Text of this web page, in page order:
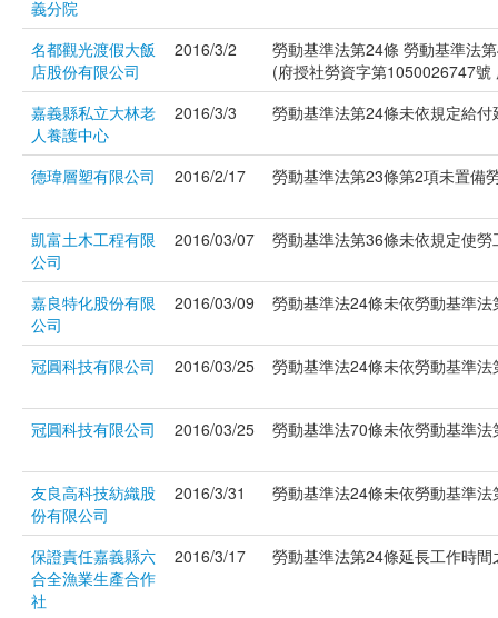
義分院
名都觀光渡假大飯
店股份有限公司
2016/3/2
勞動基準法第24條 勞動基準法
(府授社勞資字第1050026747
嘉義縣私立大林老
人養護中心
2016/3/3 勞動基準法第24條未依規定給
德瑋層塑有限公司 2016/2/17 勞動基準法第23條第2項未置備
凱富土木工程有限
公司
2016/03/07 勞動基準法第36條未依規定使
嘉良特化股份有限
公司
2016/03/09 勞動基準法24條未依勞動基準
冠圓科技有限公司 2016/03/25 勞動基準法24條未依勞動基準
冠圓科技有限公司 2016/03/25 勞動基準法70條未依勞動基準
友良高科技紡織股
份有限公司
2016/3/31 勞動基準法24條未依勞動基準
保證責任嘉義縣六
合全漁業生產合作
社
2016/3/17 勞動基準法第24條延長工作時